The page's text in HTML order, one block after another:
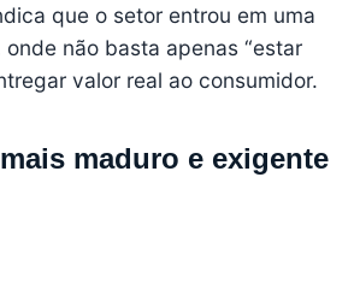
que o setor entrou em uma
não basta apenas “estar
valor real ao consumidor.
maduro e exigente